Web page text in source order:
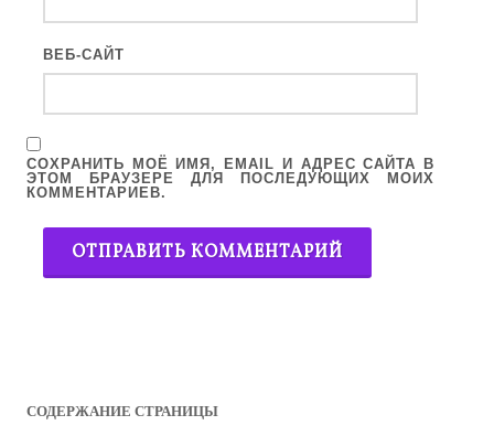
ВЕБ-САЙТ
СОХРАНИТЬ МОЁ ИМЯ, EMAIL И АДРЕС САЙТА В
ЭТОМ БРАУЗЕРЕ ДЛЯ ПОСЛЕДУЮЩИХ МОИХ
КОММЕНТАРИЕВ.
СОДЕРЖАНИЕ СТРАНИЦЫ